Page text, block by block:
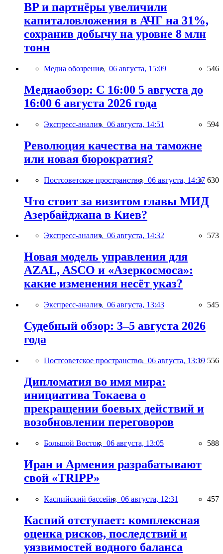
BP и партнёры увеличили
капиталовложения в АЧГ на 31%,
сохранив добычу на уровне 8 млн
тонн
Медиа обозрение, 06 августа, 15:09 546
Медиаобзор: С 16:00 5 августа до
16:00 6 августа 2026 года
Экспресс-анализ, 06 августа, 14:51 594
Революция качества на таможне
или новая бюрократия?
Постсоветское пространство, 06 августа, 14:37 630
Что стоит за визитом главы МИД
Азербайджана в Киев?
Экспресс-анализ, 06 августа, 14:32 573
Новая модель управления для
AZAL, ASCO и «Азеркосмоса»:
какие изменения несёт указ?
Экспресс-анализ, 06 августа, 13:43 545
Судебный обзор: 3–5 августа 2026
года
Постсоветское пространство, 06 августа, 13:19 556
Дипломатия во имя мира:
инициатива Токаева о
прекращении боевых действий и
возобновлении переговоров
Большой Восток, 06 августа, 13:05 588
Иран и Армения разрабатывают
свой «TRIPP»
Каспийский бассейн, 06 августа, 12:31 457
Каспий отступает: комплексная
оценка рисков, последствий и
уязвимостей водного баланса